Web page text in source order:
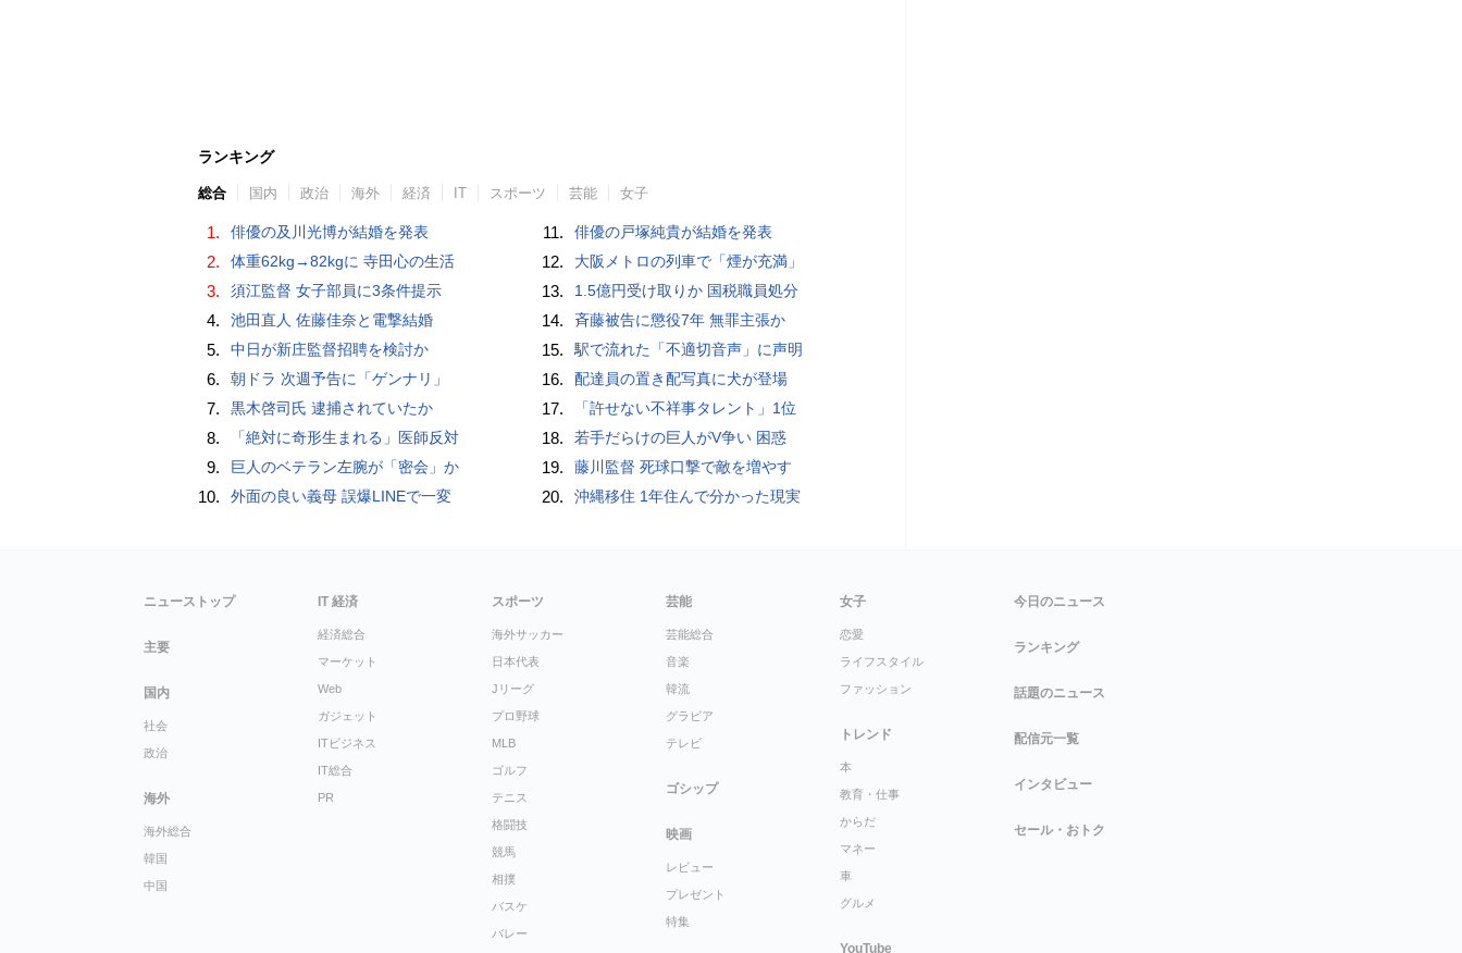
ランキング
総合 国内 政治 海外 経済 IT スポーツ 芸能 女子
1. 俳優の及川光博が結婚を発表
2. 体重62kg→82kgに 寺田心の生活
3. 須江監督 女子部員に3条件提示
4. 池田直人 佐藤佳奈と電撃結婚
5. 中日が新庄監督招聘を検討か
6. 朝ドラ 次週予告に「ゲンナリ」
7. 黒木啓司氏 逮捕されていたか
8. 「絶対に奇形生まれる」医師反対
9. 巨人のベテラン左腕が「密会」か
10. 外面の良い義母 誤爆LINEで一変
11. 俳優の戸塚純貴が結婚を発表
12. 大阪メトロの列車で「煙が充満」
13. 1.5億円受け取りか 国税職員処分
14. 斉藤被告に懲役7年 無罪主張か
15. 駅で流れた「不適切音声」に声明
16. 配達員の置き配写真に犬が登場
17. 「許せない不祥事タレント」1位
18. 若手だらけの巨人がV争い 困惑
19. 藤川監督 死球口撃で敵を増やす
20. 沖縄移住 1年住んで分かった現実
ニューストップ
主要
国内
社会
政治
海外
海外総合
韓国
中国
IT 経済
経済総合
マーケット
Web
ガジェット
ITビジネス
IT総合
PR
スポーツ
海外サッカー
日本代表
Jリーグ
プロ野球
MLB
ゴルフ
テニス
格闘技
競馬
相撲
バスケ
バレー
芸能
芸能総合
音楽
韓流
グラビア
テレビ
ゴシップ
映画
レビュー
プレゼント
特集
女子
恋愛
ライフスタイル
ファッション
トレンド
本
教育・仕事
からだ
マネー
車
グルメ
YouTube
今日のニュース
ランキング
話題のニュース
配信元一覧
インタビュー
セール・おトク